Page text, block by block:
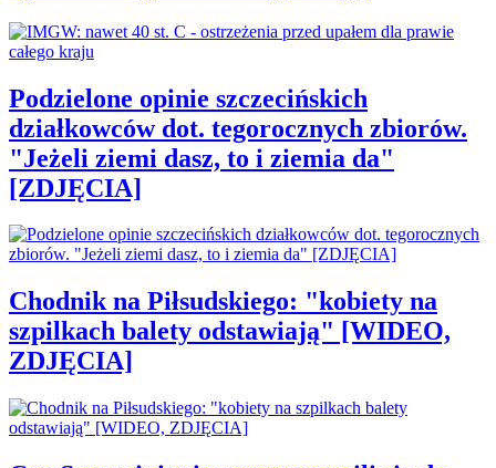
Podzielone opinie szczecińskich
działkowców dot. tegorocznych zbiorów.
"Jeżeli ziemi dasz, to i ziemia da"
[ZDJĘCIA]
Chodnik na Piłsudskiego: "kobiety na
szpilkach balety odstawiają" [WIDEO,
ZDJĘCIA]